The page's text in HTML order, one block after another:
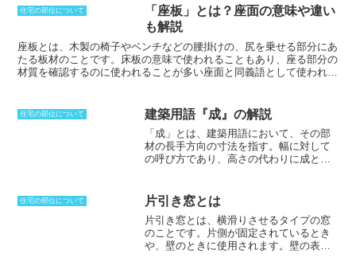
ての土間は、表面が土に石炭・ニガリな
どを混ぜて叩いて固めてあり、一般的に
は「三和土（たたき）」と呼ばれていま
した。しかし、現代ではコンクリートや
珪藻土、タイル、石などで仕上げられて
いるものが一般的です。また、生活の洋
では、土間は見直されています。屋内に
ありながら野外の特徴を備えていること
から、子供の遊び場所、自転車やアウト
ドアグッズの置場、日曜大工の作業スペ
ースなど、使い勝手の良い「多目的空
取り入れられています。
住宅の部位について
「座板」とは？座面の意味や違い
も解説
座板とは、木製の椅子やベンチなどの腰掛けの、尻を乗せる部分にあ
たる板材のことです。床板の意味で使われることもあり、座る部分の
材質を確認するのに使われることが多い座面と同義語として使われる
れることが多いです。また、座板の形状やサイズは、椅子やベンチの
用途やデザインに応じてさまざまです。例えば、ダイニングチェアな
どの背もたれのある椅子の座板は、背中と腰を支えるために、緩やか
にカーブしていることが多いです。また、ベンチの座板は、複数の人
が座れるように、長方形や正方形などの形をしています。
住宅の部位について 建築用語『成』の解説
「成」とは、建築用語において、その部
材の長手方向の寸法を指す。幅に対して
の呼び方であり、高さの代わりに成と呼
成などの呼び方をするため、梁の高さが
意味していることが分かる。つまり、成
とは、幅や長さに対して使われる言葉な
のだ。同じように用いられる「背」は、
立ち木のときに陽を浴び成長したほうを
住宅の部位について 片引き窓とは
片引き窓とは、横滑りさせるタイプの窓
のことです。片側が固定されているとき
や、壁のときに使用されます。壁の表面